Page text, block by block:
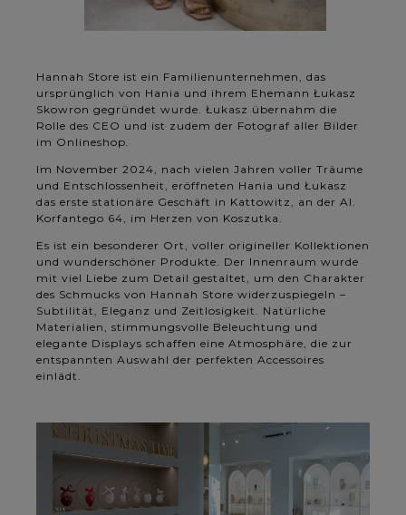
Hannah Store ist ein Familienunternehmen, das
ursprünglich von Hania und ihrem Ehemann Łukasz
Skowron gegründet wurde. Łukasz übernahm die
Rolle des CEO und ist zudem der Fotograf aller Bilder
im Onlineshop.
Im November 2024, nach vielen Jahren voller Träume
und Entschlossenheit, eröffneten Hania und Łukasz
das erste stationäre Geschäft in Kattowitz, an der Al.
Korfantego 64, im Herzen von Koszutka.
Es ist ein besonderer Ort, voller origineller Kollektionen
und wunderschöner Produkte. Der Innenraum wurde
mit viel Liebe zum Detail gestaltet, um den Charakter
des Schmucks von Hannah Store widerzuspiegeln –
Subtilität, Eleganz und Zeitlosigkeit. Natürliche
Materialien, stimmungsvolle Beleuchtung und
elegante Displays schaffen eine Atmosphäre, die zur
entspannten Auswahl der perfekten Accessoires
einlädt.